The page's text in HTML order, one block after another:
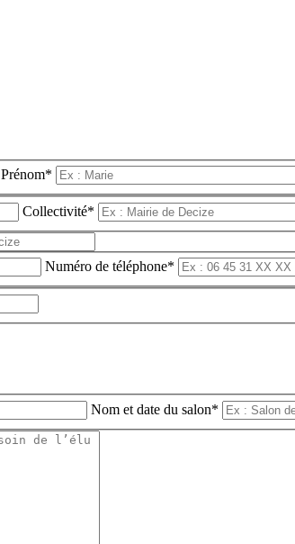
Prénom*
Collectivité*
Numéro de téléphone*
Nom et date du salon*